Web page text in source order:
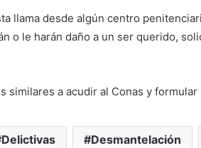
llama desde algún centro
o le harán daño a un ser querido,
similares a acudir al Conas y formular
Delictivas Desmantelación